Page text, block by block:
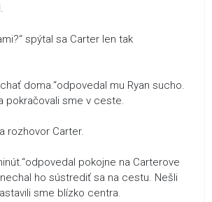
spýtal sa Carter len tak
doma.“odpovedal mu Ryan sucho.
pokračovali sme v ceste.
rozhovor Carter.
pokojne na Carterove
ho sústrediť sa na cestu. Nešli
sme blízko centra.